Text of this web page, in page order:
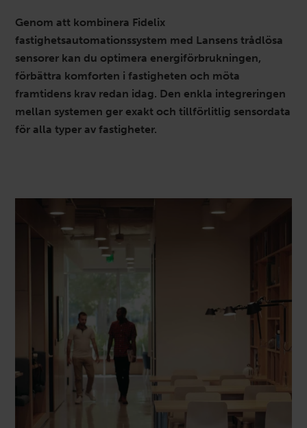
Genom att kombinera Fidelix
fastighetsautomationssystem med Lansens trådlösa
sensorer kan du optimera energiförbrukningen,
förbättra komforten i fastigheten och möta
framtidens krav redan idag. Den enkla integreringen
mellan systemen ger exakt och tillförlitlig sensordata
för alla typer av fastigheter.